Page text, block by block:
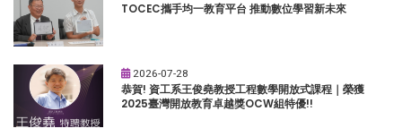
TOCEC攜手均一教育平台 推動數位學習新未來
2026-07-28
恭賀! 資工系王俊堯教授工程數學開放式課程｜榮獲
2025臺灣開放教育卓越獎OCW組特優!!